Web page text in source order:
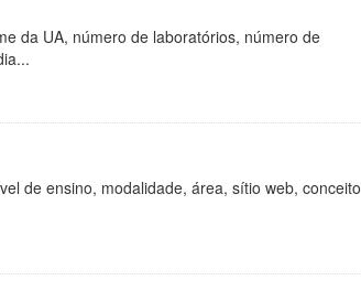
da UA, número de laboratórios, número de
de ensino, modalidade, área, sítio web, conceito